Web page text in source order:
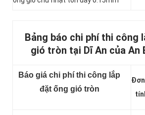
Bảng báo chi phí thi công
gió tròn tại Dĩ An của An
Báo giá chi phí thi công lắp
đặt ống gió tròn